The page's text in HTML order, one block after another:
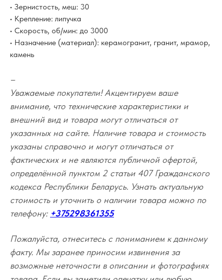
• Зернистость, меш: 30
• Крепление: липучка
• Скорость, об/мин: до 3000
• Назначение (материал): керамогранит, гранит, мрамор,
камень
–
Уважаемые покупатели! Акцентируем ваше
внимание, что технические характеристики и
внешний вид и товара могут отличаться от
указанных на сайте. Наличие товара и стоимость
указаны справочно и могут отличаться от
фактических и не являются публичной офертой,
определённой пунктом 2 статьи 407 Гражданского
кодекса Республики Беларусь. Узнать актуальную
стоимость и уточнить о наличии товара можно по
телефону: +375298361355
Пожалуйста, отнеситесь с пониманием к данному
факту. Мы заранее приносим извинения за
возможные неточности в описании и фотографиях